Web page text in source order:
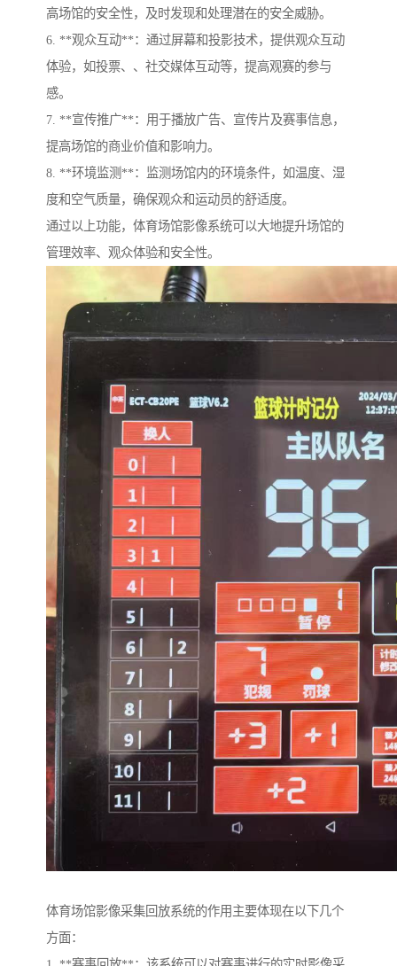
高场馆的安全性，及时发现和处理潜在的安全威胁。
6. **观众互动**：通过屏幕和投影技术，提供观众互动
体验，如投票、、社交媒体互动等，提高观赛的参与
感。
7. **宣传推广**：用于播放广告、宣传片及赛事信息，
提高场馆的商业价值和影响力。
8. **环境监测**：监测场馆内的环境条件，如温度、湿
度和空气质量，确保观众和运动员的舒适度。
通过以上功能，体育场馆影像系统可以大地提升场馆的
管理效率、观众体验和安全性。
体育场馆影像采集回放系统的作用主要体现在以下几个
方面：